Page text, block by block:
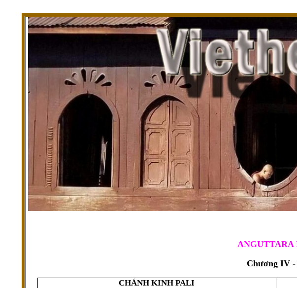
ANGUTTARA
Chương IV -
CHÁNH KINH PALI